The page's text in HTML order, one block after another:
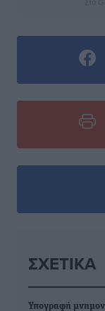
ΣΧΕΤΙΚΆ
Υπογραφή